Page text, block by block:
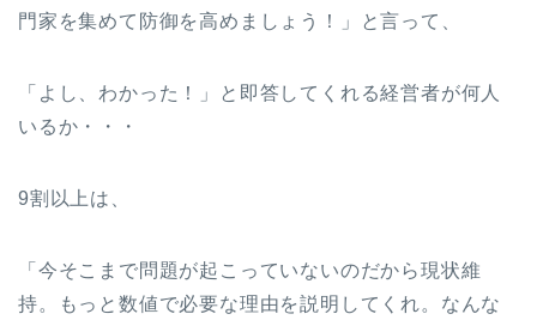
門家を集めて防御を高めましょう！」と言って、
「よし、わかった！」と即答してくれる経営者が何人
いるか・・・
9割以上は、
「今そこまで問題が起こっていないのだから現状維
持。もっと数値で必要な理由を説明してくれ。なんな